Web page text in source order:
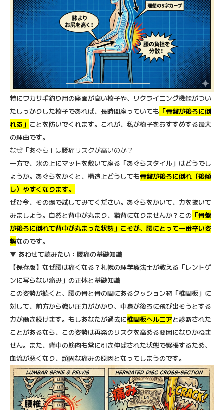
特にワカサギ釣り用の座面が高い椅子や、リクライニング機能がつい
たしっかりした椅子であれば、長時間座っていても 「骨盤が後ろに倒
れる」 ことを防いでくれます。これが、私が椅子をおすすめする最大
の理由です。
なぜ「あぐら」は腰痛リスクが高いのか？
一方で、氷の上にマットを敷いて座る「あぐらスタイル」はどうでし
ょうか。あぐらをかくと、構造上どうしても骨盤が後ろに倒れ（後傾
し）やすくなります。
ぜひ今、その場で試してみてください。あぐらをかいて、力を抜いて
みましょう。自然と背中が丸まり、猫背になりませんか？この 「骨盤
が後ろに倒れて背中が丸まった状態」こそが、腰にとって一番辛い姿
勢なのです。
▼ あわせて読みたい：腰痛の基礎知識
【保存版】なぜ腰は痛くなる？札幌の理学療法士が教える「レントゲ
ンに写らない痛み」の正体と基礎知識
この姿勢が続くと、腰の骨と骨の間にあるクッション材「椎間板」に
対して、前方から強い圧力がかかり、中身が後ろに飛び出そうとする
力が働き続けます。もしあなたが過去に椎間板ヘルニアと診断された
ことがあるなら、この姿勢は再発のリスクを高める要因になりかねま
せん。また、背中の筋肉も常に引き伸ばされた状態で緊張するため、
血流が悪くなり、頑固な痛みの原因となってしまうのです。